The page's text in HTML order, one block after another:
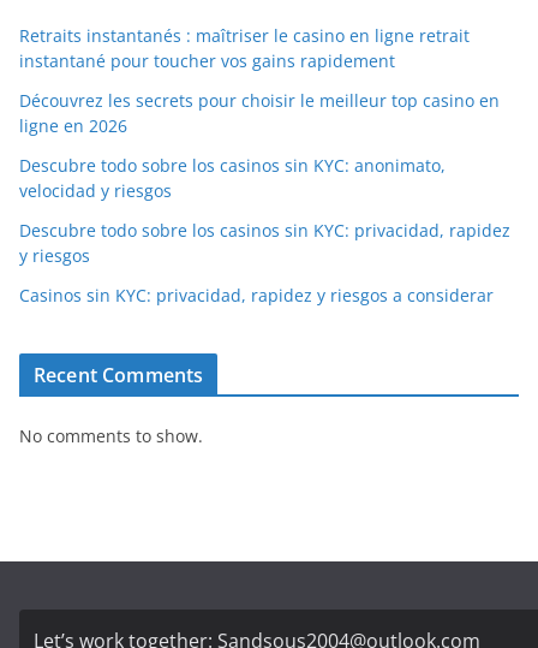
Retraits instantanés : maîtriser le casino en ligne retrait
instantané pour toucher vos gains rapidement
Découvrez les secrets pour choisir le meilleur top casino en
ligne en 2026
Descubre todo sobre los casinos sin KYC: anonimato,
velocidad y riesgos
Descubre todo sobre los casinos sin KYC: privacidad, rapidez
y riesgos
Casinos sin KYC: privacidad, rapidez y riesgos a considerar
Recent Comments
No comments to show.
Let’s work together: Sandsous2004@outlook.com